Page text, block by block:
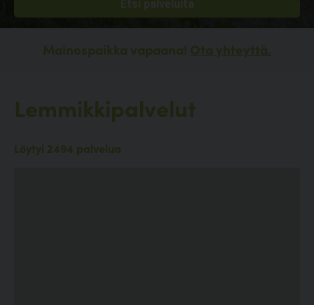
Mainospaikka vapaana! Ota yhteyttä.
Lemmikkipalvelut
Löytyi 2494 palvelua